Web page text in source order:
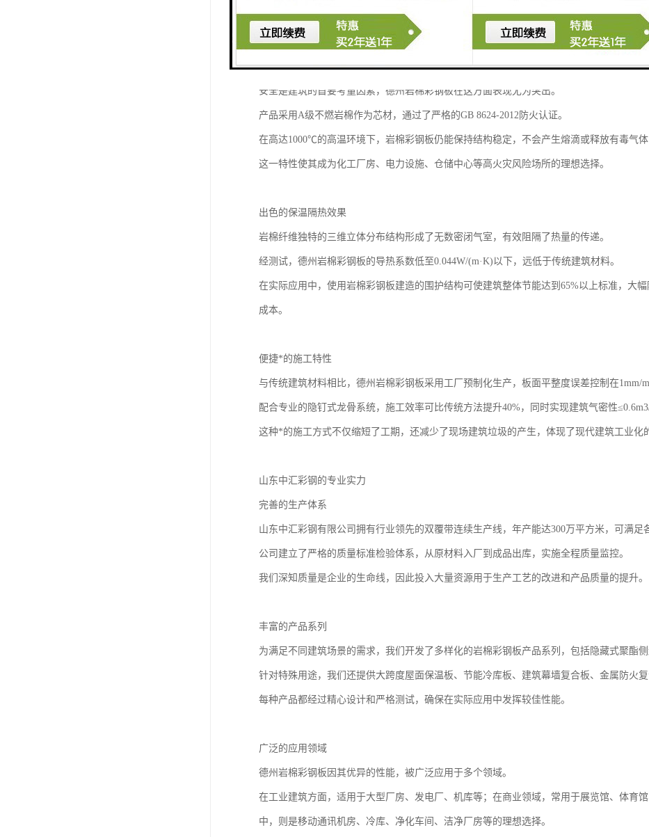
岩棉彩钢板的核心优势解析
卓越的防火性能
安全是建筑的首要考量因素，德州岩棉彩钢板在这方面表现尤为突出。
产品采用A级不燃岩棉作为芯材，通过了严格的GB 8624-2012防火认证。
在高达1000℃的高温环境下，岩棉彩钢板仍能保持结构稳定，不会产生熔滴或释放有毒气
这一特性使其成为化工厂房、电力设施、仓储中心等高火灾风险场所的理想选择。
出色的保温隔热效果
岩棉纤维独特的三维立体分布结构形成了无数密闭气室，有效阻隔了热量的传递。
经测试，德州岩棉彩钢板的导热系数低至0.044W/(m·K)以下，远低于传统建筑材料。
在实际应用中，使用岩棉彩钢板建造的围护结构可使建筑整体节能达到65%以上标准，大
成本。
便捷*的施工特性
与传统建筑材料相比，德州岩棉彩钢板采用工厂预制化生产，板面平整度误差控制在1mm/
配合专业的隐钉式龙骨系统，施工效率可比传统方法提升40%，同时实现建筑气密性≤0.6m3/
这种*的施工方式不仅缩短了工期，还减少了现场建筑垃圾的产生，体现了现代建筑工业化
山东中汇彩钢的专业实力
完善的生产体系
山东中汇彩钢有限公司拥有行业领先的双覆带连续生产线，年产能达300万平方米，可满足
公司建立了严格的质量标准检验体系，从原材料入厂到成品出库，实施全程质量监控。
我们深知质量是企业的生命线，因此投入大量资源用于生产工艺的改进和产品质量的提升。
丰富的产品系列
为满足不同建筑场景的需求，我们开发了多样化的岩棉彩钢板产品系列，包括隐藏式聚酯
针对特殊用途，我们还提供大跨度屋面保温板、节能冷库板、建筑幕墙复合板、金属防火复
每种产品都经过精心设计和严格测试，确保在实际应用中发挥较佳性能。
广泛的应用领域
德州岩棉彩钢板因其优异的性能，被广泛应用于多个领域。
在工业建筑方面，适用于大型厂房、发电厂、机库等；在商业领域，常用于展览馆、体育
中，则是移动通讯机房、冷库、净化车间、洁净厂房等的理想选择。